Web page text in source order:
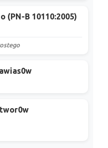
(PN-B 10110:2005)